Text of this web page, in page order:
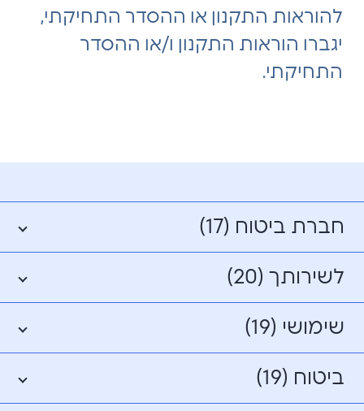
להוראות התקנון או ההסדר התחיקתי,
יגברו הוראות התקנון ו/או ההסדר
התחיקתי.
חברת ביטוח (17)
לשירותך (20)
שימושי (19)
ביטוח (19)